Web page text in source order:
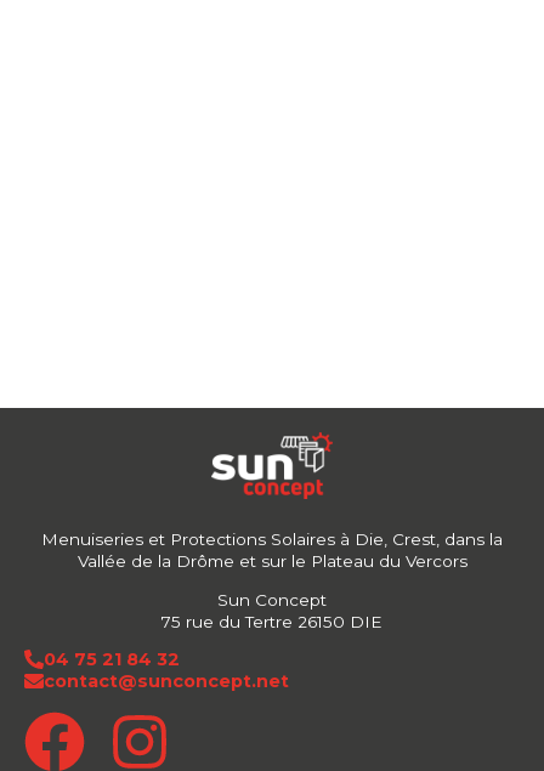
Menuiseries et Protections Solaires à Die, Crest, dans la
Vallée de la Drôme et sur le Plateau du Vercors
Sun Concept
75 rue du Tertre 26150 DIE
04 75 21 84 32
contact@sunconcept.net